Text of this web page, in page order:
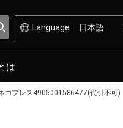
Language
は
コプレス4905001586477(代引不可)